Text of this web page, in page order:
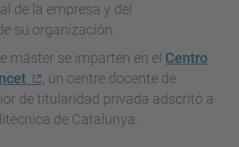
de la empresa y del
su organización.
máster se imparten en el Centro
, un centre docente de
de titularidad privada adscrito a
de Catalunya.